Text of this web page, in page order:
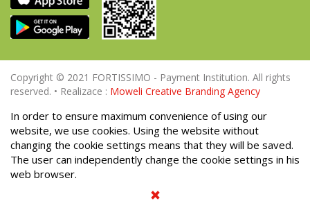
Copyright © 2021 FORTISSIMO - Payment Institution. All rights
reserved. • Realizace : Moweli Creative Branding Agency
In order to ensure maximum convenience of using our
website, we use cookies. Using the website without
changing the cookie settings means that they will be saved.
The user can independently change the cookie settings in his
web browser.